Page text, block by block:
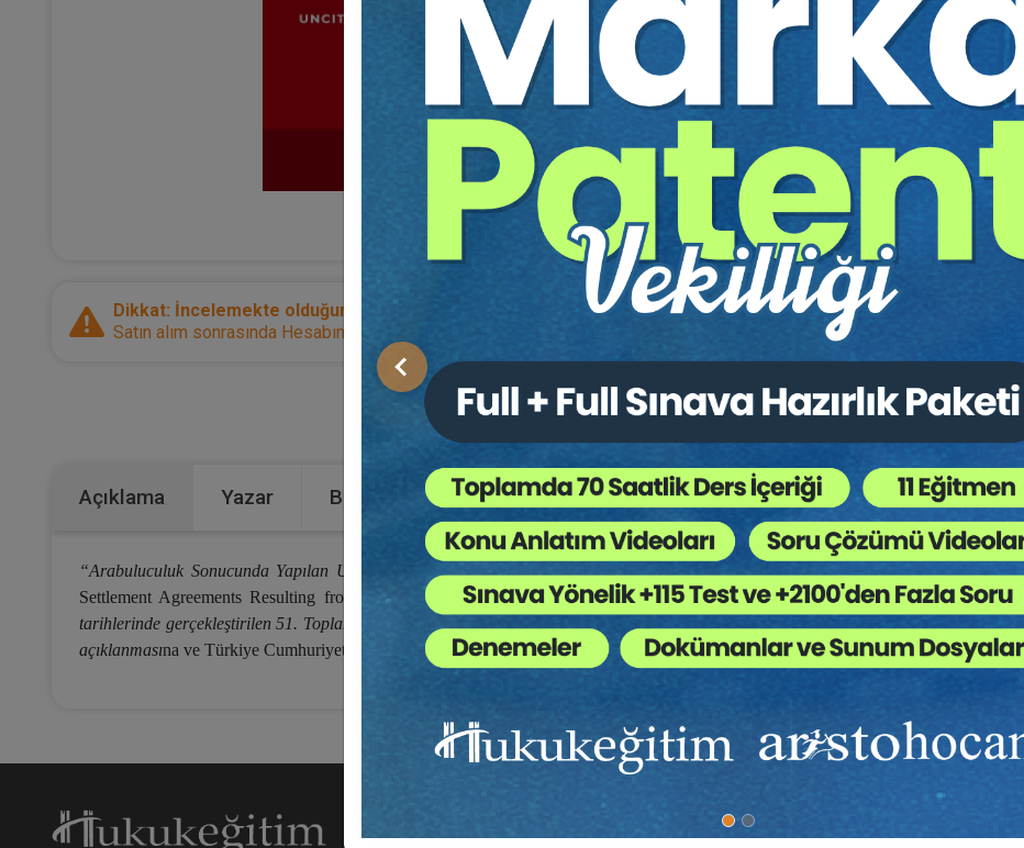
Önceki
Baskı:
Tür:
Basılı Olsaydı Fiyatı: 150,00
150,00 TL 90,00 TL
Dikkat: İncelemekte olduğunuz ürün bir e-kitaptır.
Satın alım sonrasında Hesabım sayfanız üzerinden direkt olarak ulaşabilir ve cihazlarınızdan okuyabilirsiniz.
Kategoriler:
Açıklama Yazar Bu Kitap İçin Kaç Ağaç Kesiliyor ?
“Arabuluculuk Sonucunda Yapılan Uluslararası Sulh Anlaşmaları Hakkında Birleşmiş Milletler Sözleşmesi”(kısaca “Singapur
Settlement Agreements Resulting from Mediation), UNCITRAL’in (Birleşmiş Millletler Milletlerarası Ticaret Hukuku Komisyonu;
tarihlerinde gerçekleştirilen 51. Toplantısı
nda kabul edilmiş ve Sözleşmenin 1 Ağustos 2019 tarihinde Singapur’da imazaya
açıklanmasına ve Türkiye Cumhuriyeti tarafından imzalanması söz konusu olduğunda Sözleşmede öngörülen çözümlerin Türk hukuku
Hakkımızda Diğer Menü